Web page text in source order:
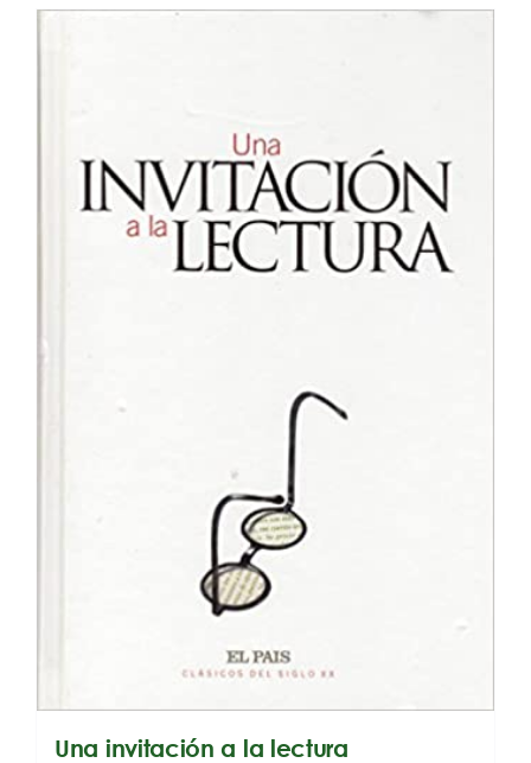
Una invitación a la lectura